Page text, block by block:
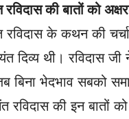
रविदास की बातों को
रविदास के कथन की
दिव्य थी। रविदास
बिना भेदभाव सबको
रविदास की इन बातों को